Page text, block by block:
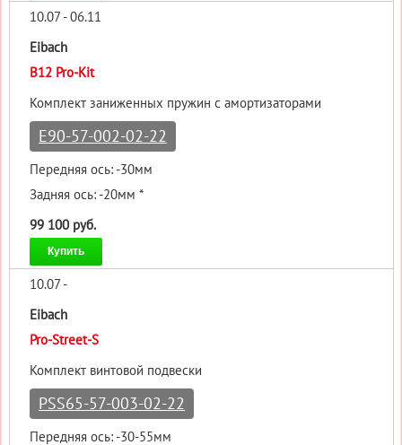
10.07 - 06.11
Eibach
B12 Pro-Kit
Комплект заниженных пружин с амортизаторами
E90-57-002-02-22
Передняя ось: -30мм
Задняя ось: -20мм *
99 100 руб.
Купить
10.07 -
Eibach
Pro-Street-S
Комплект винтовой подвески
PSS65-57-003-02-22
Передняя ось: -30-55мм